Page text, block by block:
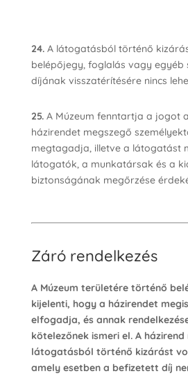
24.A látogatásból történő
belépőjegy, foglalás vagy egyéb
díjának visszatérítésére nincs
25.A Múzeum fenntartja a jogot
házirendet megszegő
megtagadja, illetve a látogatást
látogatók, a munkatársak és a
biztonságának megőrzése
Záró rendelkezés
A Múzeum területére történő
kijelenti, hogy a házirendet
elfogadja, és annak
kötelezőnek ismeri el. A
látogatásból történő kizárást
amely esetben a befizetett díj